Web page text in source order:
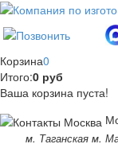
Корзина0
Итого:0 руб
Ваша корзина пуста!
м. Таганская м.